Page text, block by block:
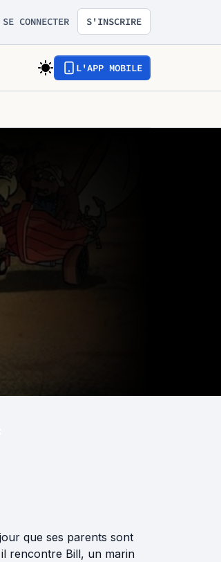
SE CONNECTER S'INSCRIRE
L'APP MOBILE
que ses parents sont
rencontre Bill, un marin